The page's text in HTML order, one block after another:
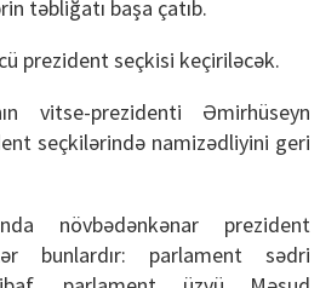
təbliğatı başa çatıb.
prezident seçkisi keçiriləcək.
vitse-prezidenti Əmirhüseyn
seçkilərində namizədliyini geri
növbədənkənar prezident
bunlardır: parlament sədri